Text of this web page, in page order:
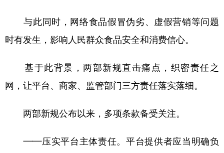
广东 广西 海南 重庆
四川 贵州 云南 西藏
陕西 青海 宁夏
新疆 内蒙古 黑龙江
多语种频道
English Español Français عربى
与此同时，网络食品假冒伪劣、虚假营销等问题
时有发生，影响人民群众食品安全和消费信心。
基于此背景，两部新规直击痛点，织密责任之
网，让平台、商家、监管部门三方责任落实落细。
两部新规公布以来，多项条款备受关注。
——压实平台主体责任。平台提供者应当明确负